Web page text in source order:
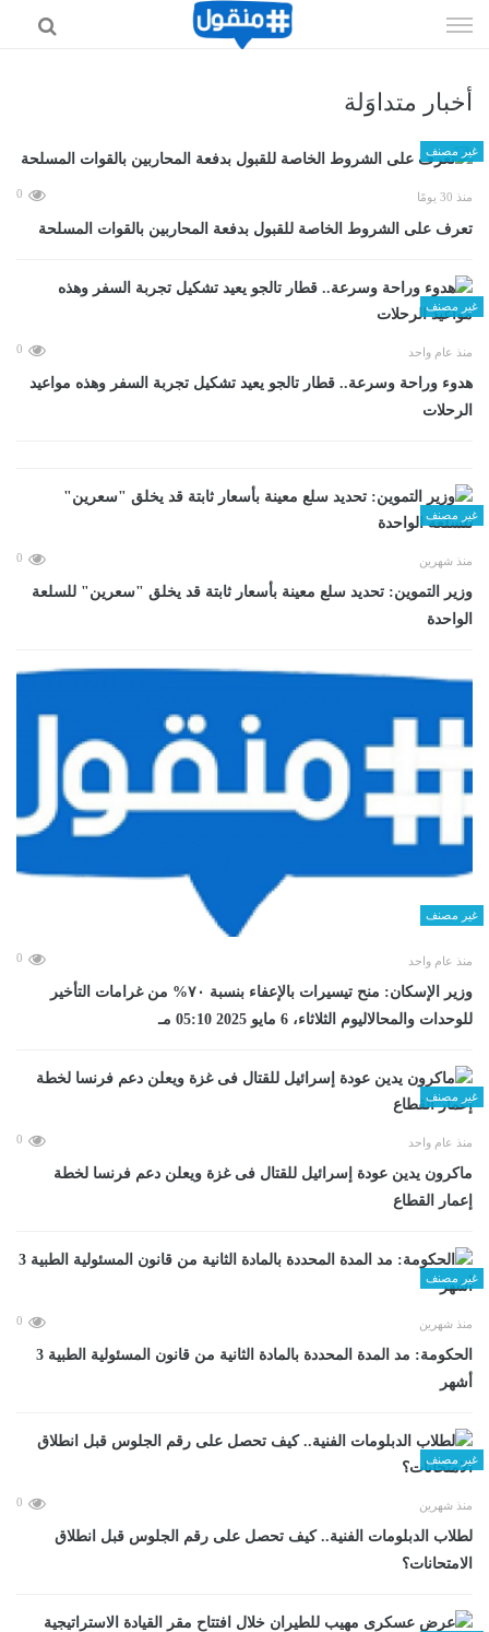
الى
أخبار متداوَلة
غير مصنف
منذ 30 يومًا 0
تعرف على الشروط الخاصة للقبول بدفعة المحاربين بالقوات المسلحة
غير مصنف
منذ عام واحد 0
هدوء وراحة وسرعة.. قطار تالجو يعيد تشكيل تجربة السفر وهذه مواعيد
الرحلات
غير مصنف
منذ شهرين 0
وزير التموين: تحديد سلع معينة بأسعار ثابتة قد يخلق "سعرين" للسلعة
الواحدة
غير مصنف
منذ عام واحد 0
وزير الإسكان: منح تيسيرات بالإعفاء بنسبة ٧٠% من غرامات التأخير
للوحدات والمحالاليوم الثلاثاء، 6 مايو 2025 05:10 مـ
غير مصنف
منذ عام واحد 0
ماكرون يدين عودة إسرائيل للقتال فى غزة ويعلن دعم فرنسا لخطة
إعمار القطاع
غير مصنف
منذ شهرين 0
الحكومة: مد المدة المحددة بالمادة الثانية من قانون المسئولية الطبية 3
أشهر
غير مصنف
منذ شهرين 0
لطلاب الدبلومات الفنية.. كيف تحصل على رقم الجلوس قبل انطلاق
الامتحانات؟